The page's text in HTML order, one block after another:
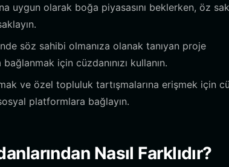
uygun olarak boğa piyasasını beklerken, öz
söz sahibi olmanıza olanak tanıyan proje
için cüzdanınızı kullanın.
ve özel topluluk tartışmalarına erişmek için
platformlara bağlayın.
Nasıl Farklıdır?